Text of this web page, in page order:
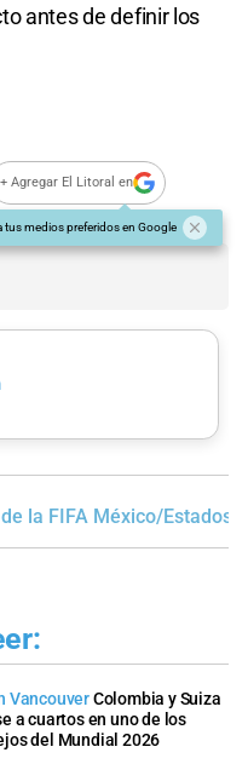
antes de definir los
+ Agregar El Litoral en
tus medios preferidos en Google
la FIFA México/Estados
VancouverColombia y Suiza
a cuartos en uno de los
del Mundial 2026